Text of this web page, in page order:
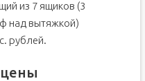
из 7 ящиков (3
над вытяжкой)
рублей.